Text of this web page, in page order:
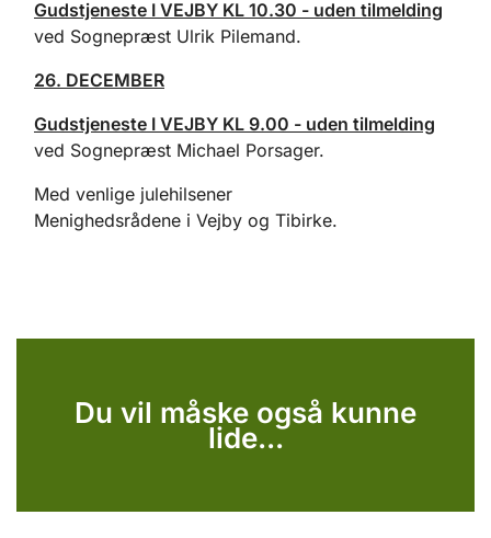
Gudstjeneste I VEJBY KL 10.30 - uden tilmelding
ved Sognepræst Ulrik Pilemand.
26. DECEMBER
Gudstjeneste I VEJBY KL 9.00 - uden tilmelding
ved Sognepræst Michael Porsager.
Med venlige julehilsener
Menighedsrådene i Vejby og Tibirke.
Du vil måske også kunne
lide...